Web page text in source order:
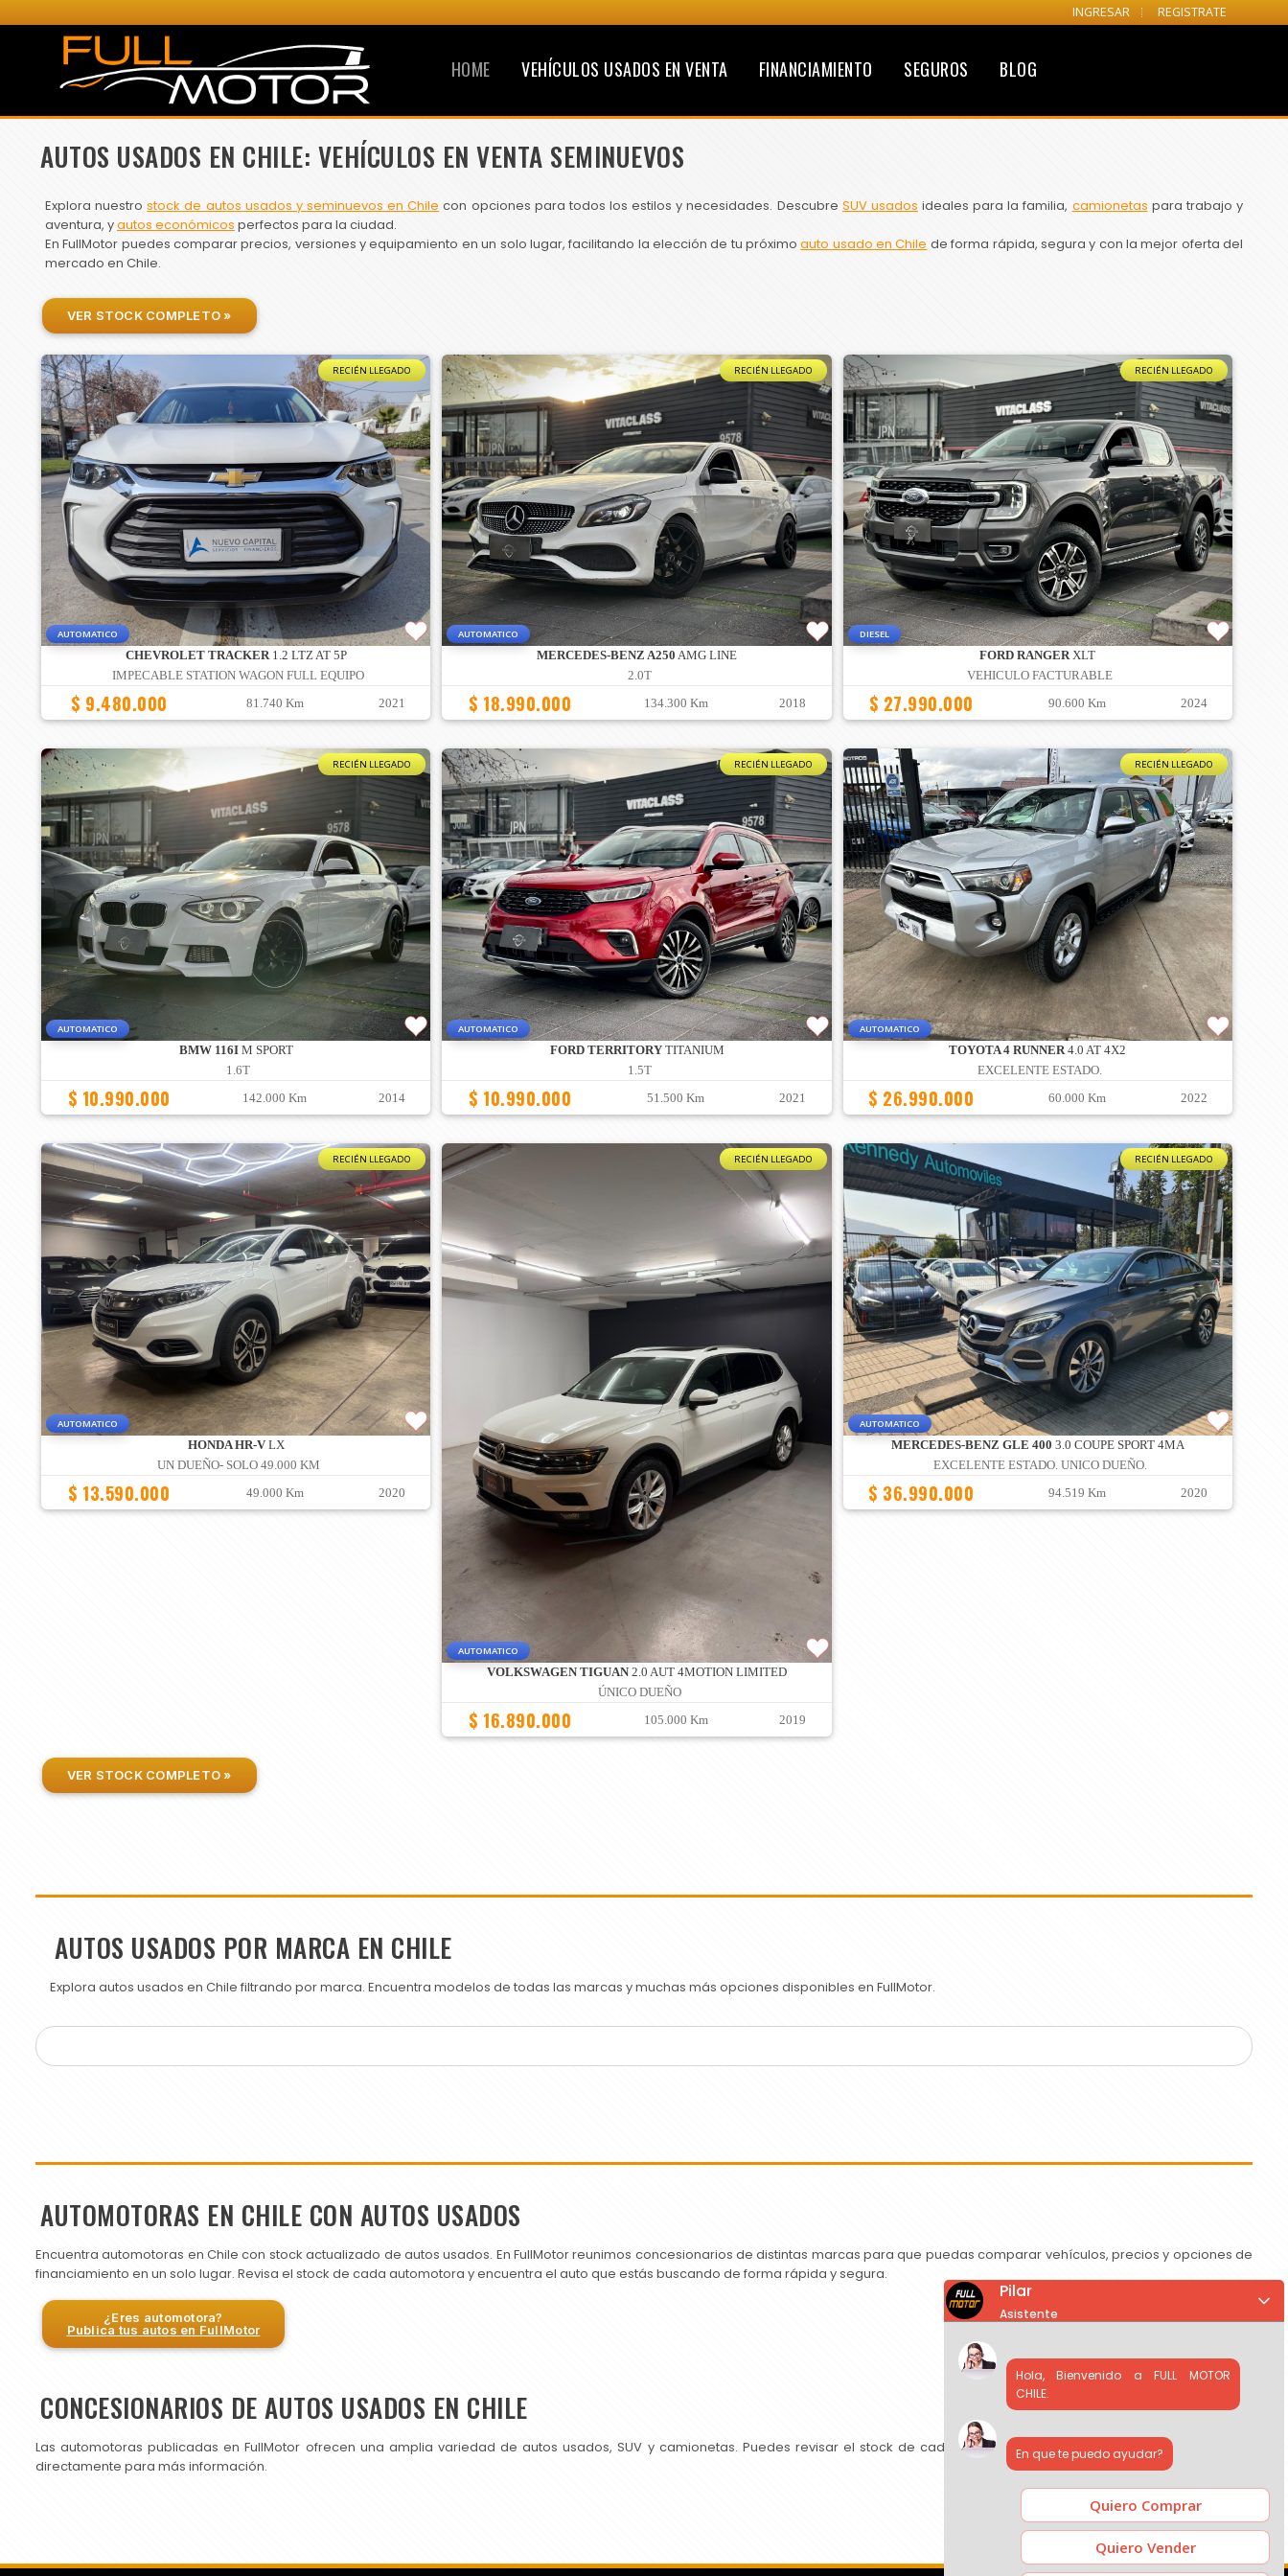
INGRESAR REGISTRATE
HOME VEHÍCULOS USADOS EN VENTA FINANCIAMIENTO SEGUROS BLOG
AUTOS USADOS EN CHILE: VEHÍCULOS EN VENTA SEMINUEVOS
Explora nuestrostock de autos usados y seminuevos en Chile con opciones para todos los estilos y necesidades. Descubre SUV usados ideales para la familia, camionetas para trabajo y
aventura, yautos económicos perfectos para la ciudad.
En FullMotor puedes comparar precios, versiones y equipamiento en un solo lugar, facilitando la elección de tu próximoauto usado en Chile de forma rápida, segura y con la mejor oferta del
mercado en Chile.
VER STOCK COMPLETO »
RECIÉN LLEGADO
AUTOMATICO
CHEVROLET TRACKER1.2 LTZ AT 5P
IMPECABLE STATION WAGON FULL EQUIPO
$ 9.480.000 81.740 Km 2021
RECIÉN LLEGADO
AUTOMATICO
MERCEDES-BENZ A250 AMG LINE
2.0T
$ 18.990.000 134.300 Km 2018
RECIÉN LLEGADO
DIESEL
FORD RANGERXLT
VEHICULO FACTURABLE
$ 27.990.000 90.600 Km 2024
RECIÉN LLEGADO
AUTOMATICO
BMW 116IM SPORT
1.6T
$ 10.990.000 142.000 Km 2014
RECIÉN LLEGADO
AUTOMATICO
FORD TERRITORYTITANIUM
1.5T
$ 10.990.000 51.500 Km 2021
RECIÉN LLEGADO
AUTOMATICO
TOYOTA 4 RUNNER4.0 AT 4X2
EXCELENTE ESTADO.
$ 26.990.000 60.000 Km 2022
RECIÉN LLEGADO
AUTOMATICO
HONDA HR-VLX
UN DUEÑO- SOLO 49.000 KM
$ 13.590.000 49.000 Km 2020
RECIÉN LLEGADO
AUTOMATICO
VOLKSWAGEN TIGUAN 2.0 AUT 4MOTION LIMITED
ÚNICO DUEÑO
$ 16.890.000 105.000 Km 2019
RECIÉN LLEGADO
AUTOMATICO
MERCEDES-BENZ GLE 400 3.0 COUPE SPORT 4MA
EXCELENTE ESTADO. UNICO DUEÑO.
$ 36.990.000 94.519 Km 2020
VER STOCK COMPLETO »
AUTOS USADOS POR MARCA EN CHILE
Explora autos usados en Chile filtrando por marca. Encuentra modelos de todas las marcas y muchas más opciones disponibles en FullMotor.
AUTOMOTORAS EN CHILE CON AUTOS USADOS
Encuentra automotoras en Chile con stock actualizado de autos usados. En FullMotor reunimos concesionarios de distintas marcas para que puedas comparar vehículos, precios y opciones de
financiamiento en un solo lugar. Revisa el stock de cada automotora y encuentra el auto que estás buscando de forma rápida y segura.
¿Eres automotora?
Publica tus autos en FullMotor
CONCESIONARIOS DE AUTOS USADOS EN CHILE
Las automotoras publicadas en FullMotor ofrecen una amplia variedad de autos usados, SUV y camionetas. Puedes revisar el stock de cada concesionario, comparar precios y contactar
directamente para más información.
Pilar
Asistente
Hola, Bienvenido a FULL MOTOR
CHILE.
En que te puedo ayudar?
Quiero Comprar
Quiero Vender